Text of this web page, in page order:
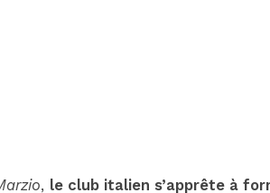
, le club italien s’apprête à